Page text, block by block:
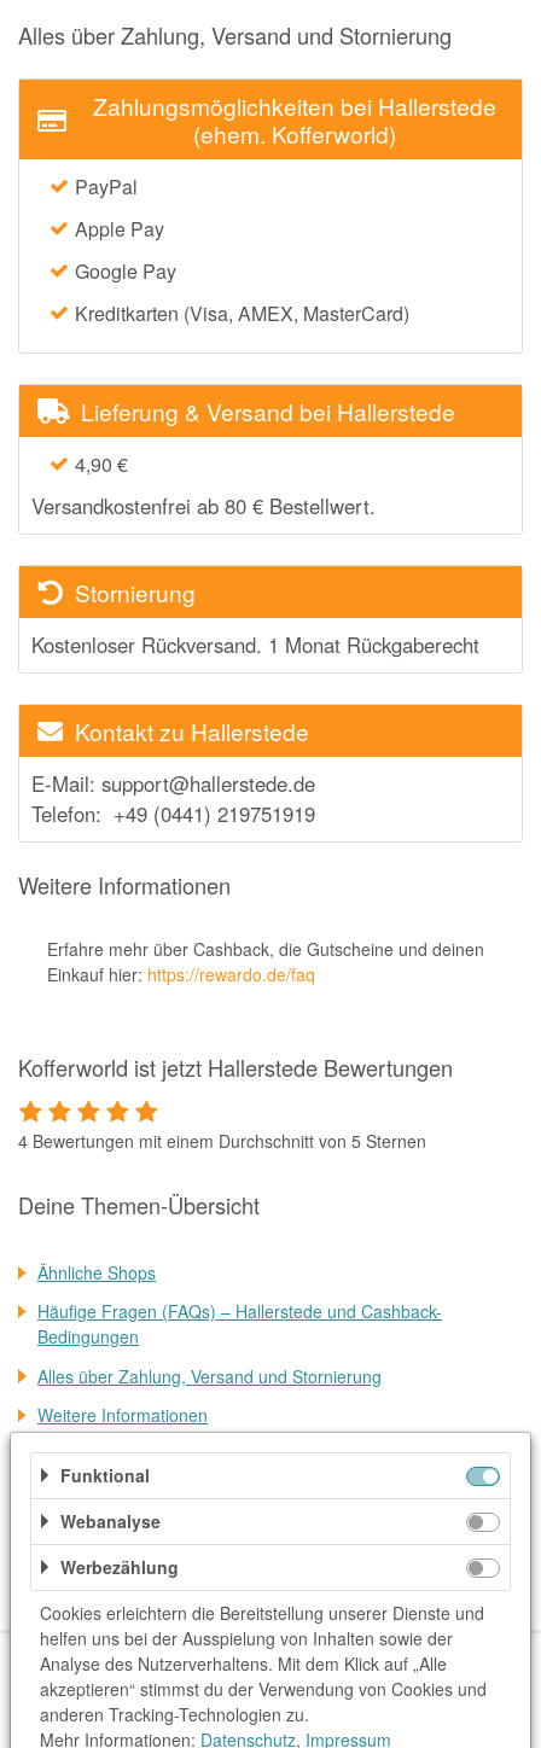
Alle Shops anzeigen
Alles über Zahlung, Versand und Stornierung
Zahlungsmöglichkeiten bei Hallerstede
(ehem. Kofferworld)
PayPal
Apple Pay
Google Pay
Kreditkarten (Visa, AMEX, MasterCard)
Lieferung & Versand bei Hallerstede
4,90 €
Versandkostenfrei ab 80 € Bestellwert.
Stornierung
Kostenloser Rückversand. 1 Monat Rückgaberecht
Kontakt zu Hallerstede
E-Mail: support@hallerstede.de
Telefon: +49 (0441) 219751919
Weitere Informationen
Erfahre mehr über Cashback, die Gutscheine und deinen
Einkauf hier: https://rewardo.de/faq
Kofferworld ist jetzt Hallerstede Bewertungen
4 Bewertungen mit einem Durchschnitt von 5 Sternen
Deine Themen-Übersicht
Ähnliche Shops
Häufige Fragen (FAQs) – Hallerstede und Cashback-
Bedingungen
Alles über Zahlung, Versand und Stornierung
Weitere Informationen
Kategorien
Accessoires & Taschen
Büro & Arbeit
Dienstleister
Koffer & Reisebedarf
Mode & Accessoires
Reise & Urlaub
Strom & Gas
Über uns Unser Team FAQ blog.rewardo.de
Kontakt
Shops
Sonderaktionen Kategorien
Beste Gutscheine
Neueste Gutscheine
Top Gutscheine
Funktional
Webanalyse
Werbezählung
Cookies erleichtern die Bereitstellung unserer Dienste und
helfen uns bei der Ausspielung von Inhalten sowie der
Analyse des Nutzerverhaltens. Mit dem Klick auf „Alle
akzeptieren“ stimmst du der Verwendung von Cookies und
anderen Tracking-Technologien zu.
Mehr Informationen: Datenschutz, Impressum